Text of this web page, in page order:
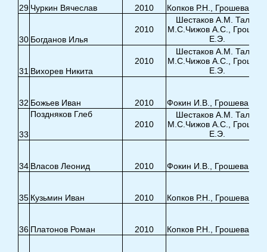
29 Чуркин Вячеслав 2010 Копков Р.Н., Грошева Е.Э.
30 Богданов Илья
2010
Шестаков А.М. Талья
М.С.Чижов А.С., Грошева
Е.Э.
31 Вихорев Никита
2010
Шестаков А.М. Талья
М.С.Чижов А.С., Грошева
Е.Э.
32 Божьев Иван 2010 Фокин И.В., Грошева Е.Э.
33
Поздняков Глеб
2010
Шестаков А.М. Талья
М.С.Чижов А.С., Грошева
Е.Э.
34 Власов Леонид 2010 Фокин И.В., Грошева Е.Э.
35 Кузьмин Иван 2010 Копков Р.Н., Грошева Е.Э.
36 Платонов Роман 2010 Копков Р.Н., Грошева Е.Э.